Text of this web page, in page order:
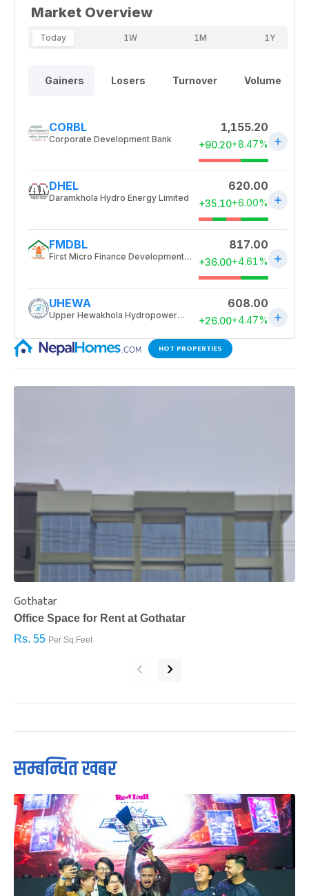
HOT PROPERTIES
Gothatar
Office Space for Rent at Gothatar
Rs. 55 Per Sq.Feet
‹ ›
सम्बन्धित खबर